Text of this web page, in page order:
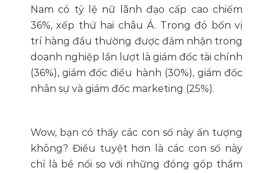
Nam có tỷ lệ nữ lãnh đạo cấp cao chiếm
36%, xếp thứ hai châu Á. Trong đó bốn vị
trí hàng đầu thường được đảm nhận trong
doanh nghiệp lần lượt là giám đốc tài chính
(36%), giám đốc điều hành (30%), giám đốc
nhân sự và giám đốc marketing (25%).
Wow, bạn có thấy các con số này ấn tượng
không? Điều tuyệt hơn là các con số này
chỉ là bề nổi so với những đóng góp thầm